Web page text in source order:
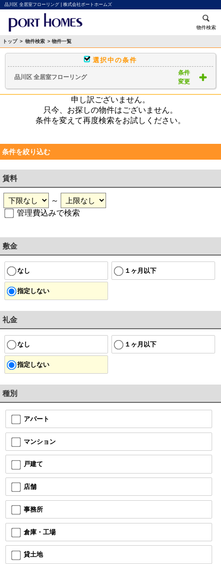
品川区 全居室フローリング | 株式会社ポートホームズ
物件検索
トップ > 物件検索 > 物件一覧
選択中の条件
品川区 全居室フローリング
条件
変更
申し訳ございません。
只今、お探しの物件はございません。
条件を変えて再度検索をお試しください。
条件を絞り込む
賃料
～
管理費込みで検索
敷金
なし １ヶ月以下
指定しない
礼金
なし １ヶ月以下
指定しない
種別
アパート
マンション
戸建て
店舗
事務所
倉庫・工場
貸土地